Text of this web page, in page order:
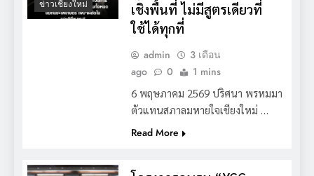
ข่าวเชียงใหม่
เชิงพื้นที่ ไม่มีสูตรเดียวที่
ใช้ได้ทุกที่
admin
3 เดือน
ago
0 1 mins
6 พฤษภาคม 2569 ปริศนา พรหมมา
ตัวแทนสภาลมหายใจเชียงใหม่ …
Read More